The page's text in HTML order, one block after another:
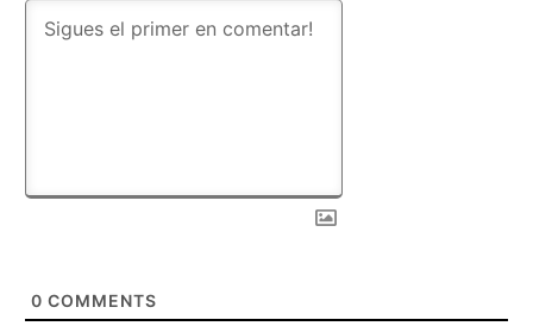
0 COMMENTS